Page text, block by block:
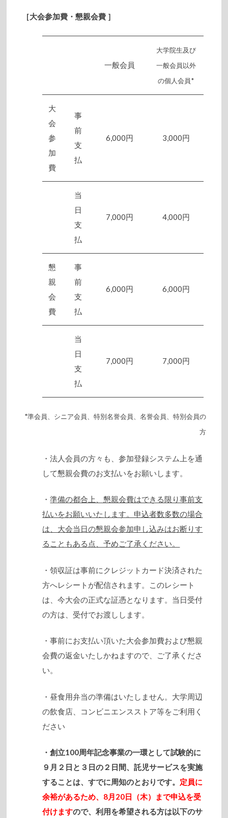
［大会参加費・懇親会費 ］
一般会員
大学院生及び
一般会員以外
の個人会員*
大
会
参
加
費
事
前
支
払
6,000円 3,000円
当
日
支
払
7,000円 4,000円
懇
親
会
費
事
前
支
払
6,000円 6,000円
当
日
支
払
7,000円 7,000円
*準会員、シニア会員、特別名誉会員、名誉会員、特別会員の
方
・法人会員の方々も、参加登録システム上を通
して懇親会費のお支払いをお願いします。
・準備の都合上、懇親会費はできる限り事前支
払いをお願いいたします。申込者数多数の場合
は、大会当日の懇親会参加申し込みはお断りす
ることもある点、予めご了承ください。
・領収証は事前にクレジットカード決済された
方へレシートが配信されます。このレシート
は、今大会の正式な証憑となります。当日受付
の方は、受付でお渡しします。
・事前にお支払い頂いた大会参加費および懇親
会費の返金いたしかねますので、ご了承くださ
い。
・昼食用弁当の準備はいたしません。大学周辺
の飲食店、コンビニエンスストア等をご利用く
ださい
・創立100周年記念事業の一環として試験的に
９月２日と３日の２日間、託児サービスを実施
することは、すでに周知のとおりです。 定員に
余裕があるため、8月20日（木）まで申込を受
付けますので、利用を希望される方は以下のサ